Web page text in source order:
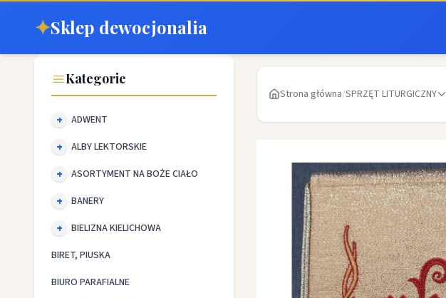
✦Sklep dewocjonalia
Kategorie
ADWENT
ALBY LEKTORSKIE
ASORTYMENT NA BOŻE CIAŁO
BANERY
BIELIZNA KIELICHOWA
BIRET, PIUSKA
BIURO PARAFIALNE
Strona główna/SPRZĘT LITURGICZNY